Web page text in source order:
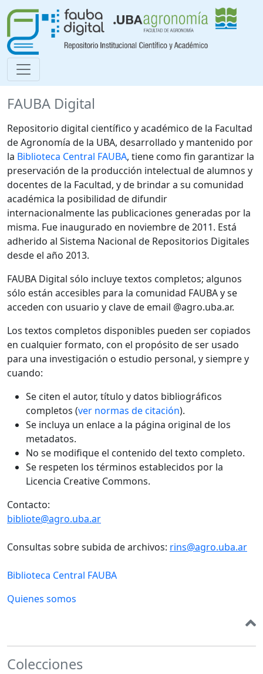
FAUBA Digital
Repositorio digital científico y académico de la Facultad
de Agronomía de la UBA, desarrollado y mantenido por
la Biblioteca Central FAUBA, tiene como fin garantizar la
preservación de la producción intelectual de alumnos y
docentes de la Facultad, y de brindar a su comunidad
académica la posibilidad de difundir
internacionalmente las publicaciones generadas por la
misma. Fue inaugurado en noviembre de 2011. Está
adherido al Sistema Nacional de Repositorios Digitales
desde el año 2013.
FAUBA Digital sólo incluye textos completos; algunos
sólo están accesibles para la comunidad FAUBA y se
acceden con usuario y clave de email @agro.uba.ar.
Los textos completos disponibles pueden ser copiados
en cualquier formato, con el propósito de ser usado
para una investigación o estudio personal, y siempre y
cuando:
Se citen el autor, título y datos bibliográficos
completos (ver normas de citación).
Se incluya un enlace a la página original de los
metadatos.
No se modifique el contenido del texto completo.
Se respeten los términos establecidos por la
Licencia Creative Commons.
Contacto:
bibliote@agro.uba.ar
Consultas sobre subida de archivos: rins@agro.uba.ar
Biblioteca Central FAUBA
Quienes somos
Colecciones